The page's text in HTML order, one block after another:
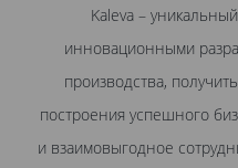
Kaleva –
инновационными
производства,
построения успешного
и взаимовыгодное